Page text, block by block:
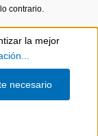
contrario.
la mejor
necesario